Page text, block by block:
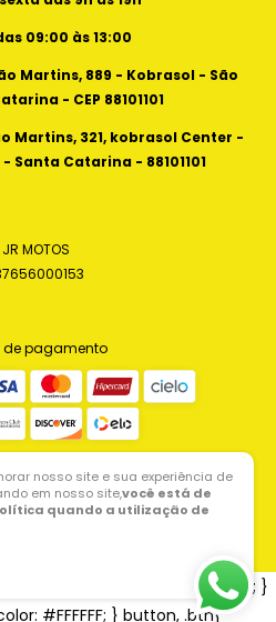
09:00 às 13:00
Martins, 889 - Kobrasol - São
- CEP 88101101
Martins, 321, kobrasol Center -
Santa Catarina - 88101101
MOTOS
de pagamento
nosso site e sua experiência de
em nosso site,você está de
quando a utilização de
--cor-secundaria: #B00000; }
#FFFFFF; } button, .btn{